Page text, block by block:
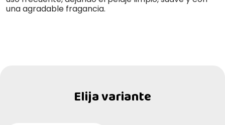
una agradable fragancia.
Elija variante